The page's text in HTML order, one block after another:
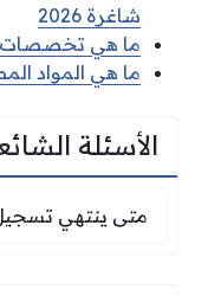
شاغرة 2026
ما هي تخصصات
ما هي المواد
الأسئلة
متى ينتهي تسجيل
متى ينتهي تسجيل